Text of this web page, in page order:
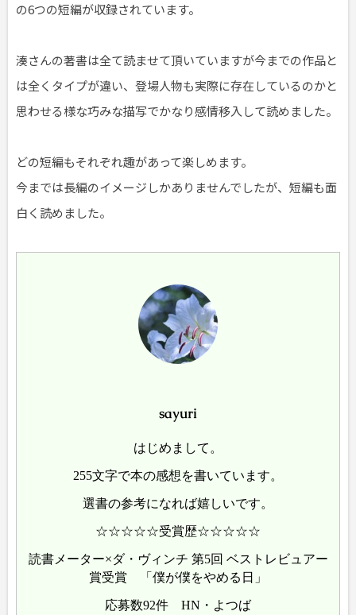
の6つの短編が収録されています。
湊さんの著書は全て読ませて頂いていますが今までの作品と
は全くタイプが違い、登場人物も実際に存在しているのかと
思わせる様な巧みな描写でかなり感情移入して読めました。
どの短編もそれぞれ趣があって楽しめます。
今までは長編のイメージしかありませんでしたが、短編も面
白く読めました。
sayuri
はじめまして。
255文字で本の感想を書いています。
選書の参考になれば嬉しいです。
☆☆☆☆☆受賞歴☆☆☆☆☆
読書メーター×ダ・ヴィンチ 第5回 ベストレビュアー
賞受賞 「僕が僕をやめる日」
応募数92件 HN・よつば